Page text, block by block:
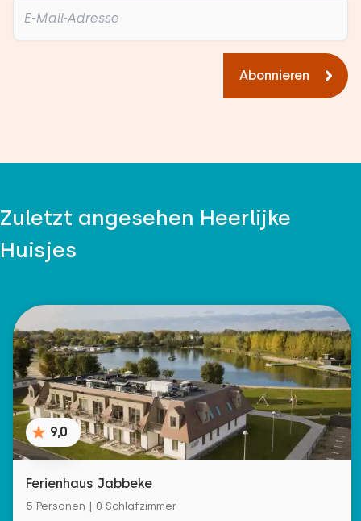
Abonnieren
Zuletzt angesehen Heerlijke
Huisjes
9,0
Ferienhaus Jabbeke
5 Personen | 0 Schlafzimmer